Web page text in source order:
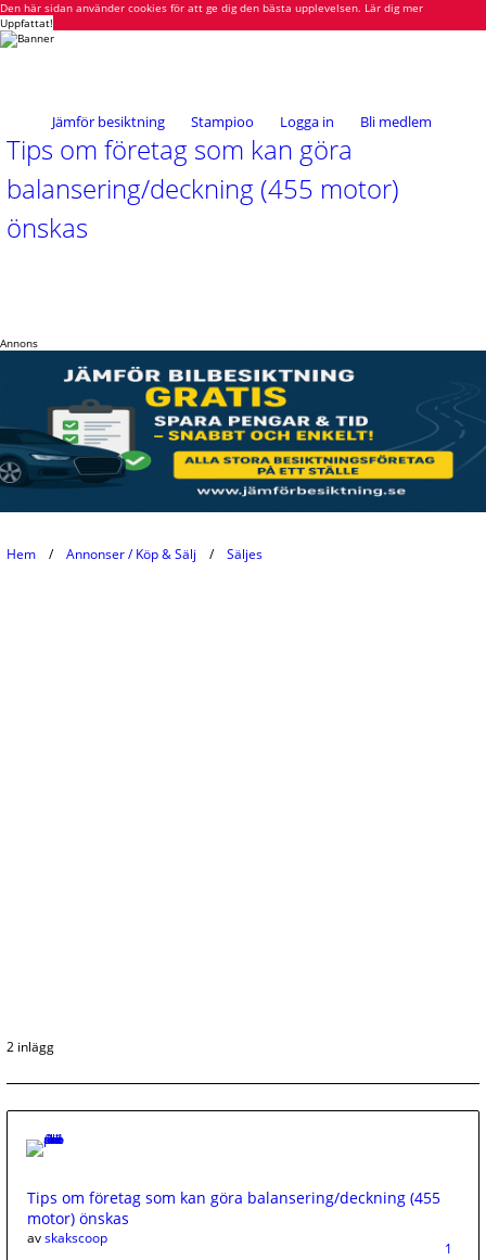
Den här sidan använder cookies för att ge dig den bästa upplevelsen. Lär dig mer
Uppfattat!
Jämför besiktning Stampioo Logga in Bli medlem
Tips om företag som kan göra
balansering/deckning (455 motor)
önskas
Annons
Hem Annonser / Köp & Sälj Säljes
2 inlägg
Tips om företag som kan göra balansering/deckning (455
motor) önskas
1
avskakscoop